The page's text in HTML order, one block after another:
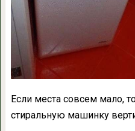
Если места совсем мало,
стиральную машинку